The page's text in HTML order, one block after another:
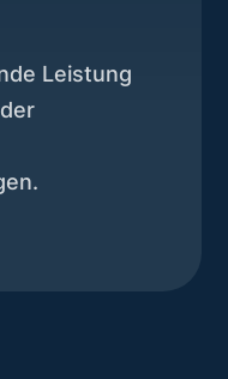
Leistung